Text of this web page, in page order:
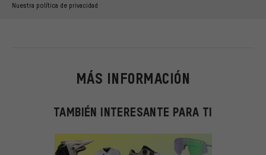
Nuestra política de privacidad
MÁS INFORMACIÓN
TAMBIÉN INTERESANTE PARA TI